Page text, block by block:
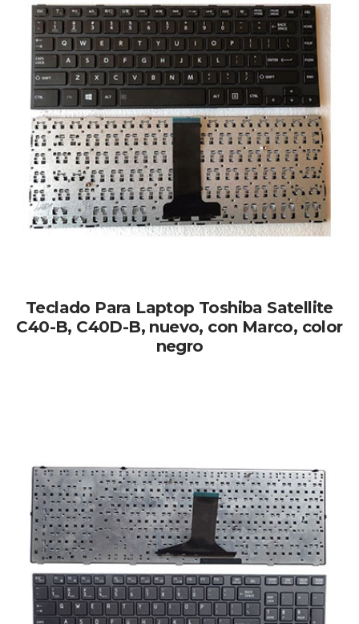
Teclado Para Laptop Toshiba Satellite
C40-B, C40D-B, nuevo, con Marco, color
negro